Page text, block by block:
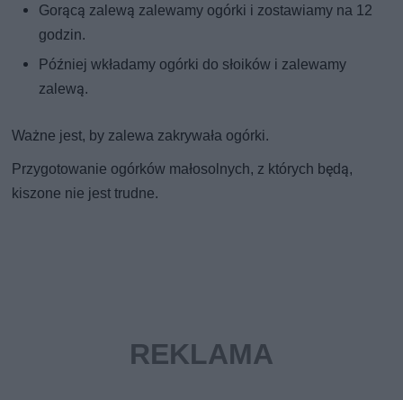
Gorącą zalewą zalewamy ogórki i zostawiamy na 12
godzin.
Później wkładamy ogórki do słoików i zalewamy
zalewą.
Ważne jest, by zalewa zakrywała ogórki.
Przygotowanie ogórków małosolnych, z których będą,
kiszone nie jest trudne.